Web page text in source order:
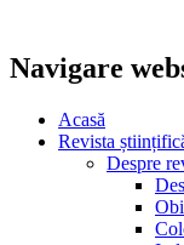
Navigare
Acasă
Revista
Despre